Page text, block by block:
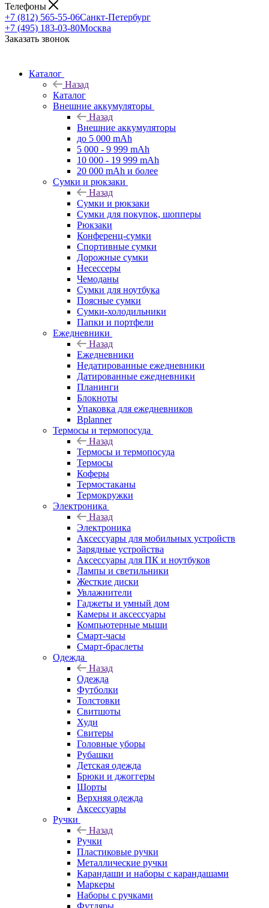
Телефоны
+7 (812) 565-55-06Санкт-Петербург
+7 (495) 183-03-80Москва
Заказать звонок
Каталог
Назад
Каталог
Внешние аккумуляторы
Назад
Внешние аккумуляторы
до 5 000 mAh
5 000 - 9 999 mAh
10 000 - 19 999 mAh
20 000 mAh и более
Сумки и рюкзаки
Назад
Сумки и рюкзаки
Сумки для покупок, шопперы
Рюкзаки
Конференц-сумки
Спортивные сумки
Дорожные сумки
Несессеры
Чемоданы
Сумки для ноутбука
Поясные сумки
Сумки-холодильники
Папки и портфели
Ежедневники
Назад
Ежедневники
Недатированные ежедневники
Датированные ежедневники
Планинги
Блокноты
Упаковка для ежедневников
Bplanner
Термосы и термопосуда
Назад
Термосы и термопосуда
Термосы
Коферы
Термостаканы
Термокружки
Электроника
Назад
Электроника
Аксессуары для мобильных устройств
Зарядные устройства
Аксессуары для ПК и ноутбуков
Лампы и светильники
Жесткие диски
Увлажнители
Гаджеты и умный дом
Камеры и аксессуары
Компьютерные мыши
Смарт-часы
Смарт-браслеты
Одежда
Назад
Одежда
Футболки
Толстовки
Свитшоты
Худи
Свитеры
Головные уборы
Рубашки
Детская одежда
Брюки и джоггеры
Шорты
Верхняя одежда
Аксессуары
Ручки
Назад
Ручки
Пластиковые ручки
Металлические ручки
Карандаши и наборы с карандашами
Маркеры
Наборы с ручками
Футляры